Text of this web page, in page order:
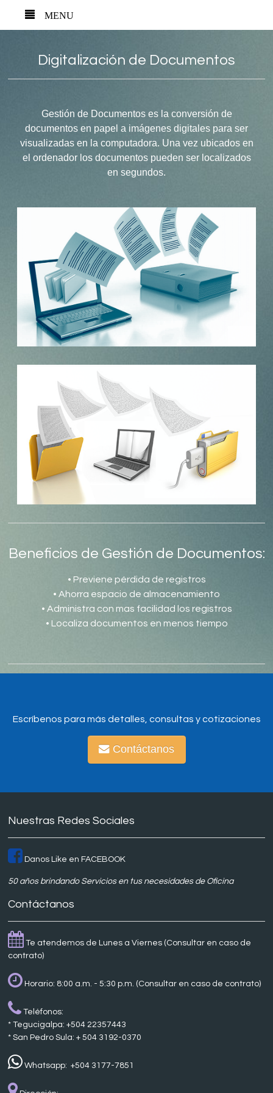
MENU
Digitalización de Documentos
Gestión de Documentos es la conversión de
documentos en papel a imágenes digitales para ser
visualizadas en la computadora. Una vez ubicados en
el ordenador los documentos pueden ser localizados
en segundos.
Beneficios de Gestión de Documentos:
• Previene pérdida de registros
• Ahorra espacio de almacenamiento
• Administra con mas facilidad los registros
• Localiza documentos en menos tiempo
Escríbenos para más detalles, consultas y cotizaciones
Contáctanos
Nuestras Redes Sociales
Danos Like en FACEBOOK
50 años brindando Servicios en tus necesidades de Oficina
Contáctanos
Te atendemos de Lunes a Viernes (Consultar en caso de
contrato)
Horario: 8:00 a.m. - 5:30 p.m. (Consultar en caso de contrato)
Teléfonos:
* Tegucigalpa: +504 22357443
* San Pedro Sula: + 504 3192-0370
Whatsapp: +504 3177-7851